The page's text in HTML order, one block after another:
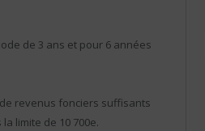
de 3 ans et pour 6 années
de revenus fonciers suffisants
limite de 10 700e.